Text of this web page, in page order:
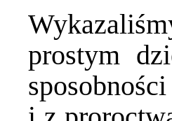
prostym